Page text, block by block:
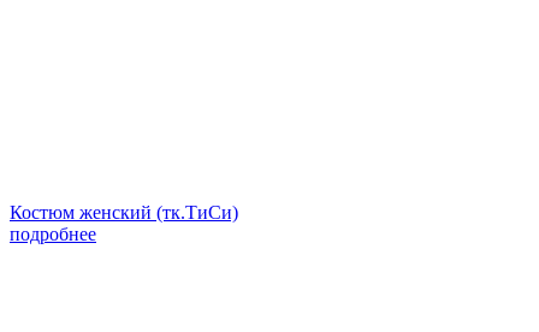
Костюм женский (тк.ТиСи)
подробнее